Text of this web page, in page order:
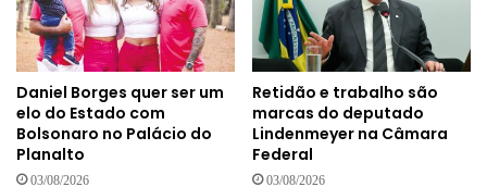
Daniel Borges quer ser um
elo do Estado com
Bolsonaro no Palácio do
Planalto
03/08/2026
Retidão e trabalho são
marcas do deputado
Lindenmeyer na Câmara
Federal
03/08/2026